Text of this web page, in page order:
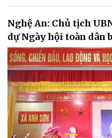
Nghệ An: Chủ tịch
dự Ngày hội toàn dân